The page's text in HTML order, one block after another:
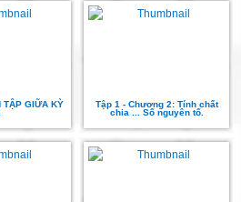
TẬP GIỮA KỲ
Tập 1 - Chương 2: Tính chất
chia ... Số nguyên tố.